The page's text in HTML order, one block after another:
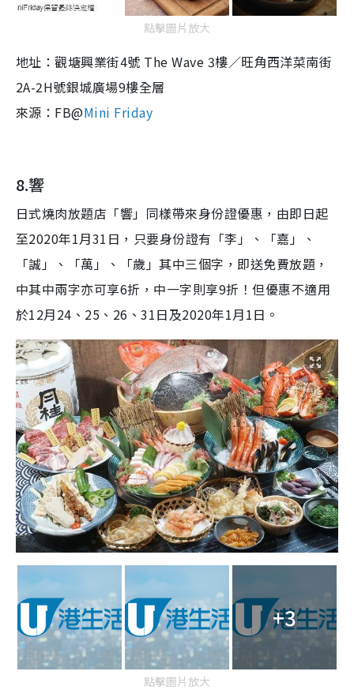
點擊圖片放大
地址：觀塘興業街4號 The Wave 3樓／旺角西洋菜南街
2A-2H號銀城廣場9樓全層
來源：FB@Mini Friday
8.響
日式燒肉放題店「響」同樣帶來身份證優惠，由即日起
至2020年1月31日，只要身份證有「李」、「嘉」、
「誠」、「萬」、「歲」其中三個字，即送免費放題，
中其中兩字亦可享6折，中一字則享9折！但優惠不適用
於12月24、25、26、31日及2020年1月1日。
+3
點擊圖片放大